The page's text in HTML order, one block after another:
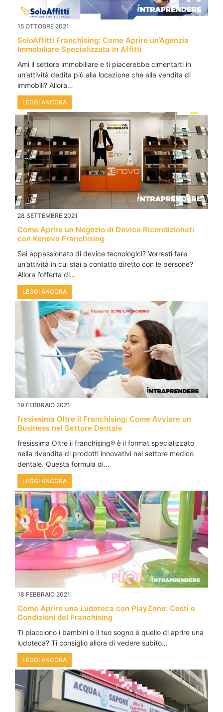
15 OTTOBRE 2021
SoloAffitti Franchising: Come Aprire un’Agenzia
Immobiliare Specializzata in Affitti
Ami il settore immobiliare e ti piacerebbe cimentarti in
un’attività dedita più alla locazione che alla vendita di
immobili? Allora…
LEGGI ANCORA
28 SETTEMBRE 2021
Come Aprire un Negozio di Device Ricondizionati
con Kenovo Franchising
Sei appassionato di device tecnologici? Vorresti fare
un’attività in cui stai a contatto diretto con le persone?
Allora l’offerta di…
LEGGI ANCORA
19 FEBBRAIO 2021
fresissima Oltre il Franchising: Come Avviare un
Business nel Settore Dentale
fresissima Oltre il franchising® è il format specializzato
nella rivendita di prodotti innovativi nel settore medico
dentale. Questa formula di…
LEGGI ANCORA
18 FEBBRAIO 2021
Come Aprire una Ludoteca con PlayZone: Costi e
Condizioni del Franchising
Ti piacciono i bambini e il tuo sogno è quello di aprire una
ludoteca? Ti consiglio allora di vedere subito…
LEGGI ANCORA